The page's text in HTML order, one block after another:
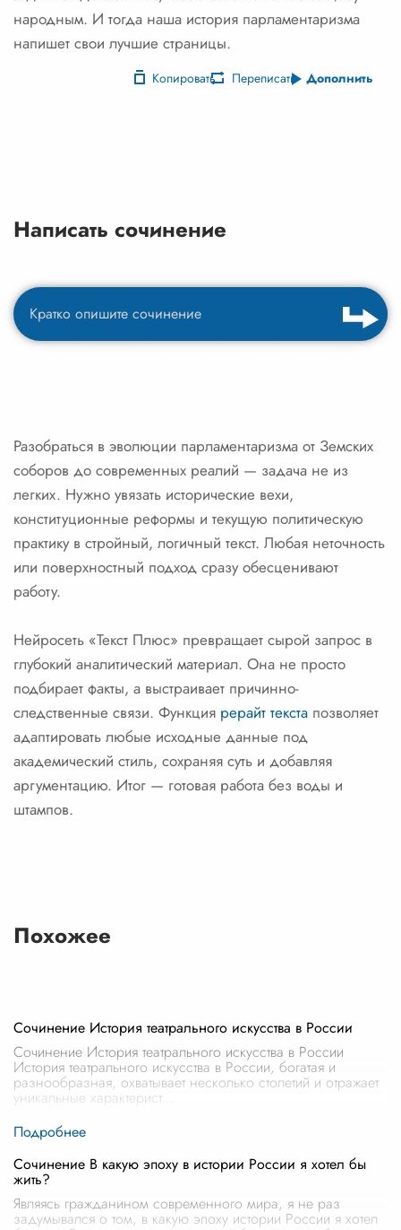
народным. И тогда наша история парламентаризма
напишет свои лучшие страницы.
Копировать Переписать Дополнить
Написать сочинение
Разобраться в эволюции парламентаризма от Земских
соборов до современных реалий — задача не из
легких. Нужно увязать исторические вехи,
конституционные реформы и текущую политическую
практику в стройный, логичный текст. Любая неточность
или поверхностный подход сразу обесценивают
работу.
Нейросеть «Текст Плюс» превращает сырой запрос в
глубокий аналитический материал. Она не просто
подбирает факты, а выстраивает причинно-
следственные связи. Функция рерайт текста позволяет
адаптировать любые исходные данные под
академический стиль, сохраняя суть и добавляя
аргументацию. Итог — готовая работа без воды и
штампов.
Похожее
Сочинение История театрального искусства в России
Сочинение История театрального искусства в России
История театрального искусства в России, богатая и
разнообразная, охватывает несколько столетий и отражает
уникальные характерист
Сочинение В какую эпоху в истории России я хотел бы
жить?
Являясь гражданином современного мира, я не раз
задумывался о том, в какую эпоху истории России я хотел